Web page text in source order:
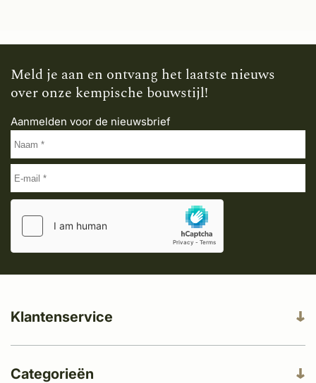
Meld je aan en ontvang het laatste nieuws
over onze kempische bouwstijl!
Aanmelden voor de nieuwsbrief
Klantenservice
Categorieën